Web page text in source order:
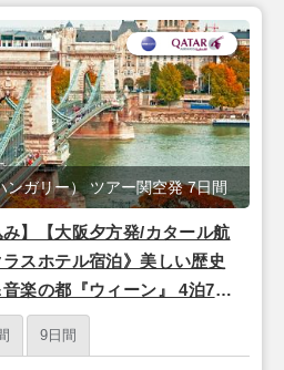
み】【大阪夕方発/カタール航
スホテル宿泊》美しい歴史
楽の都『ウィーン』 4泊7日
ンガリー） ツアー関空発 7日間
9日間